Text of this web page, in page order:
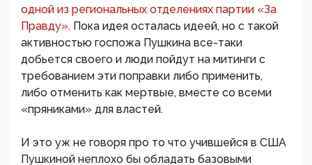
одной из региональных отделениях партии «За
Правду». Пока идея осталась идеей, но с такой
активностью госпожа Пушкина все-таки
добьется своего и люди пойдут на митинги с
требованием эти поправки либо применить,
либо отменить как мертвые, вместе со всеми
«пряниками» для властей.
И это уж не говоря про то что учившейся в США
Пушкиной неплохо бы обладать базовыми